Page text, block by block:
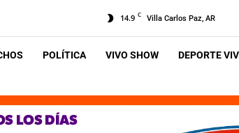
14.9 C Villa Carlos Paz, AR
POLÍTICA VIVO SHOW DEPORTE